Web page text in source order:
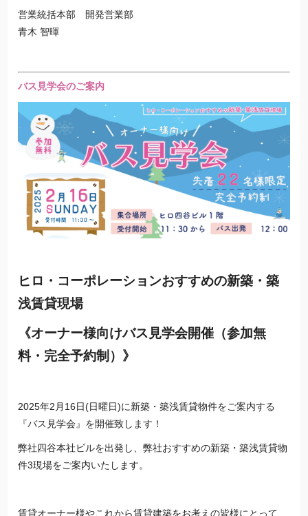
営業統括本部 開発営業部
青木 智暉
バス見学会のご案内
ヒロ・コーポレーションおすすめの新築・築
浅賃貸現場
《オーナー様向けバス見学会開催（参加無
料・完全予約制）》
2025年2月16日(日曜日)に新築・築浅賃貸物件をご案内する
『バス見学会』を開催致します！
弊社四谷本社ビルを出発し、弊社おすすめの新築・築浅賃貸物
件3現場をご案内いたします。
賃貸オーナー様やこれから賃貸建築をお考えの皆様にとって、